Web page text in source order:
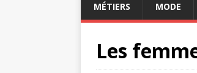
MÉTIERS MODE
Les